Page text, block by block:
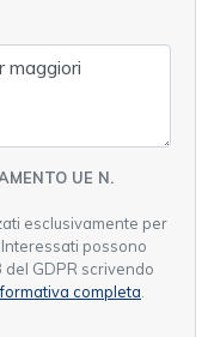
UE N.
esclusivamente per
possono
GDPR scrivendo
completa